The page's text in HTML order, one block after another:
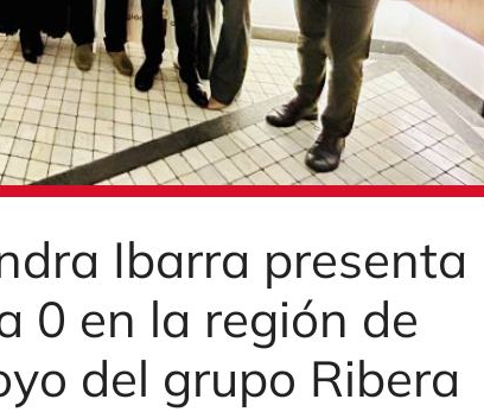
Ibarra presenta
0 en la región de
del grupo Ribera